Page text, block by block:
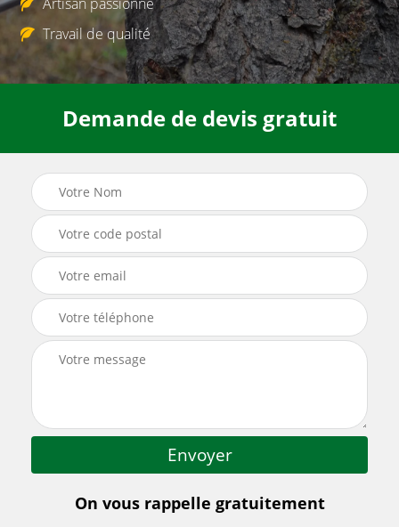
Travail de qualité
Demande de devis gratuit
On vous rappelle gratuitement